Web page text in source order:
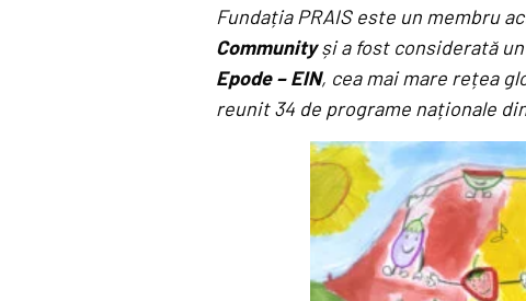
Fundația PRAIS este un membru
Communityși a fost considerată
Epode – EIN, cea mai mare rețea
reunit 34 de programe naționale